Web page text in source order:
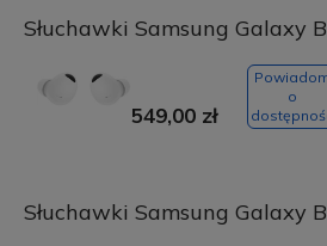
Słuchawki Samsung Galaxy
549,00 zł
o
Słuchawki Samsung Galaxy